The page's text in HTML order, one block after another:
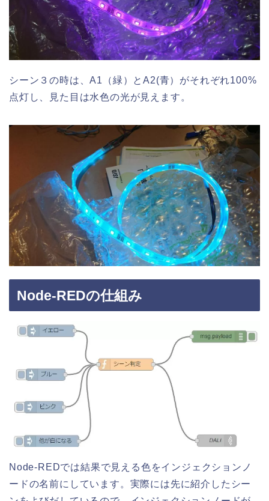
シーン３の時は、A1（緑）とA2(青）がそれぞれ100%
点灯し、見た目は水色の光が見えます。
Node-REDの仕組み
Node-REDでは結果で見える色をインジェクションノ
ードの名前にしています。実際には先に紹介したシー